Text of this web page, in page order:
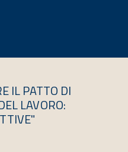
IL PATTO DI
LAVORO: